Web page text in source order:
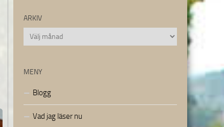
ARKIV
Arkiv
MENY
Blogg
Vad jag läser nu